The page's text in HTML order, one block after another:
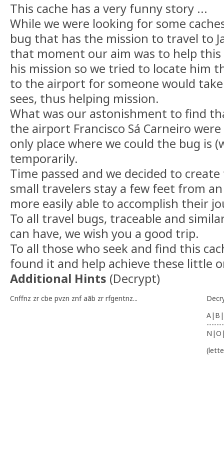
This cache has a very funny story ...
While we were looking for some
bug that has the mission to travel to
that moment our aim was to help
his mission so we tried to locate him
to the airport for someone would
sees, thus helping mission.
What was our astonishment to find
the airport Francisco Sá Carneiro
only place where we could the bug is
temporarily.
Time passed and we decided to
small travelers stay a few feet from
more easily able to accomplish their
To all travel bugs, traceable and
can have, we wish you a good trip.
To all those who seek and find this
found it and help achieve these little
Additional Hints (Decrypt)
Cnffnz zr cbe pvzn znf aãb zr rfgentnz...